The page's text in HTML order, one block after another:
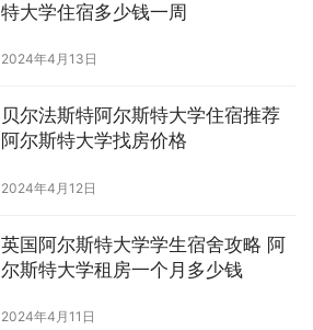
特大学住宿多少钱一周
2024年4月13日
贝尔法斯特阿尔斯特大学住宿推荐
阿尔斯特大学找房价格
2024年4月12日
英国阿尔斯特大学学生宿舍攻略 阿
尔斯特大学租房一个月多少钱
2024年4月11日